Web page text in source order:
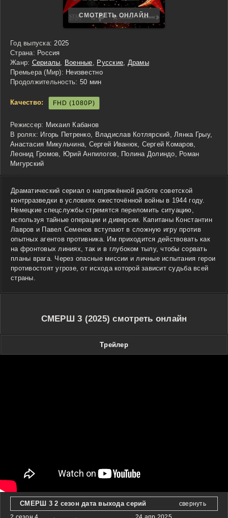
СМОТРЕТЬ ОНЛАЙН
Год выпуска: 2025
Страна: Россия
Жанр: Сериалы Военные Русские
Драмы
Премьера (Мир): Неизвестно
Продолжительность: 50 мин
Качество: FHD (1080P)
Режиссер: Михаил Кабанов
В ролях: Игорь Петренко, Владислав Котлярский, Лянка Грыу,
Анастасия Микульчина, Сергей Иванюк, Сергей Комаров,
Леонид Громов, Юрий Анпилогов, Полина Долиндо, Роман
Мигурский
Драматический сериал о напряжённой работе советской
контрразведки в условиях ожесточённой войны в 1944 году.
Немецкие спецслужбы стремятся переломить ситуацию,
используя тайные операции и диверсии. Капитаны Константин
Лавров и Павел Семенов вступают в сложную игру против
опытных агентов противника. Им приходится действовать как
на фронтовых линиях, так и в глубоком тылу, чтобы сорвать
планы врага. Через опасные миссии и личные испытания герои
противостоят угрозе, от исхода которой зависит судьба всей
страны.
СМЕРШ 3 (2025) смотреть онлайн
Трейлер
СМЕРШ 3 2 сезон дата выхода серий
свернуть